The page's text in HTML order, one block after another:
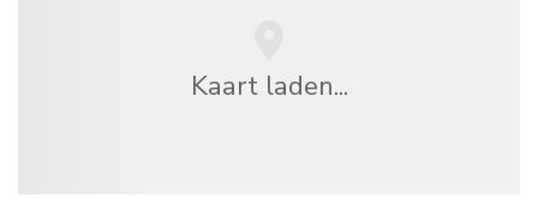
Kaart laden...